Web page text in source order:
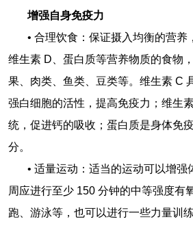
增强自身免疫力
• 合理饮食：保证摄入均衡的营养
维生素 D、蛋白质等营养物质的食物
果、肉类、鱼类、豆类等。维生素 C
强白细胞的活性，提高免疫力；维生
统，促进钙的吸收；蛋白质是身体免
分。
• 适量运动：适当的运动可以增强
周应进行至少 150 分钟的中等强度有
跑、游泳等，也可以进行一些力量训